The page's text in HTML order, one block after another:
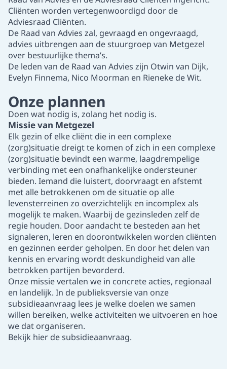
Cliënten worden vertegenwoordigd door de
Adviesraad Cliënten.
De Raad van Advies zal, gevraagd en ongevraagd,
advies uitbrengen aan de stuurgroep van Metgezel
over bestuurlijke thema’s.
De leden van de Raad van Advies zijn Otwin van Dijk,
Evelyn Finnema, Nico Moorman en Rieneke de Wit.
Onze plannen
Doen wat nodig is, zolang het nodig is.
Missie van Metgezel
Elk gezin of elke cliënt die in een complexe
(zorg)situatie dreigt te komen of zich in een complexe
(zorg)situatie bevindt een warme, laagdrempelige
verbinding met een onafhankelijke ondersteuner
bieden. Iemand die luistert, doorvraagt en afstemt
met alle betrokkenen om de situatie op alle
levensterreinen zo overzichtelijk en incomplex als
mogelijk te maken. Waarbij de gezinsleden zelf de
regie houden. Door aandacht te besteden aan het
signaleren, leren en doorontwikkelen worden cliënten
en gezinnen eerder geholpen. En door het delen van
kennis en ervaring wordt deskundigheid van alle
betrokken partijen bevorderd.
Onze missie vertalen we in concrete acties, regionaal
en landelijk. In de publieksversie van onze
subsidieaanvraag lees je welke doelen we samen
willen bereiken, welke activiteiten we uitvoeren en hoe
we dat organiseren.
Bekijk hier de subsidieaanvraag.